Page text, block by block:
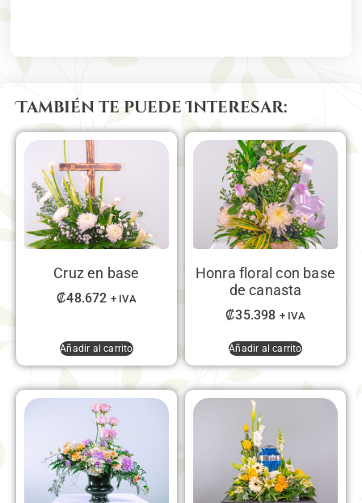
También te puede Interesar:
Cruz en base
₡48.672 + IVA
Añadir al carrito
Honra floral con base
de canasta
₡35.398 + IVA
Añadir al carrito